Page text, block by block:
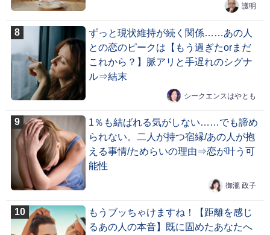
護明
ずっと現状維持が続く関係……あの人
との恋のピークは【もう過ぎたorまだ
これから？】脈アリと手遅れのシグナ
ル⇒結末
シークエンスはやとも
1％も結ばれる気がしない……でも諦め
られない。二人が持つ宿縁/あの人が抱
える事情/ためらいの理由⇒恋が叶う可
能性
御瀧 政子
もうブッちゃけますね！【距離を感じ
るあの人の本音】既に固めたあなたへ